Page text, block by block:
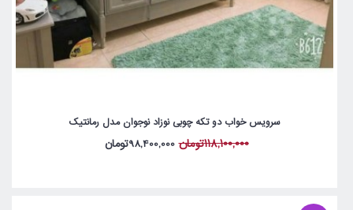
سرویس خواب دو تکه چوبی نوزاد نوجوان مدل رمانتیک
118,100,000تومان 98,400,000تومان